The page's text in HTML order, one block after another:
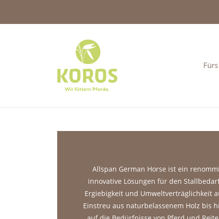
Allspan German Horse ist ein
innovative Lösungen für den
Ergiebigkeit und Umweltverträglichkeit
Einstreu aus naturbelassenem Holz bis